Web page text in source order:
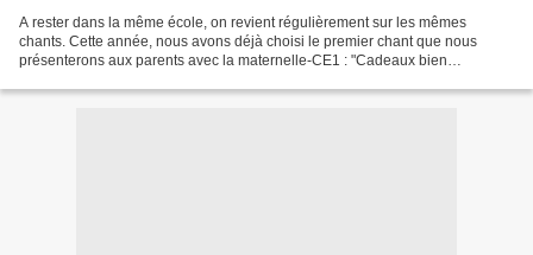
A rester dans la même école, on revient régulièrement sur les mêmes
chants. Cette année, nous avons déjà choisi le premier chant que nous
présenterons aux parents avec la maternelle-CE1 : "Cadeaux bien